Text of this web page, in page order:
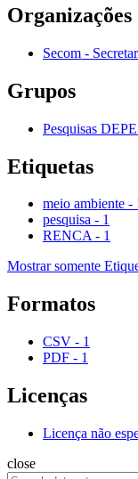
Organizações
Secom -
Grupos
Pesquisas
Etiquetas
meio ambiente -
pesquisa - 1
RENCA - 1
Mostrar somente
Formatos
CSV - 1
PDF - 1
Licenças
Licença não
close